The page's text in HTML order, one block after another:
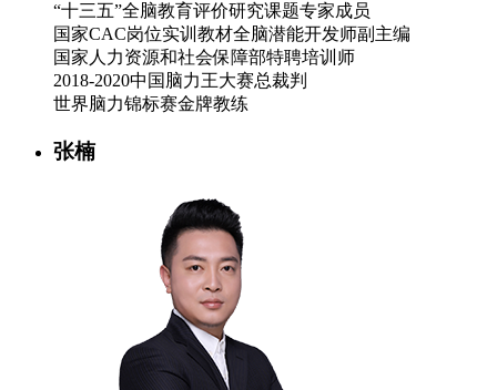
“十三五”全脑教育评价研究课题专家成员
国家CAC岗位实训教材全脑潜能开发师副主编
国家人力资源和社会保障部特聘培训师
2018-2020中国脑力王大赛总裁判
世界脑力锦标赛金牌教练
张楠